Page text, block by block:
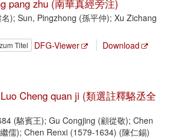
pang zhu (南華真經旁注)
); Sun, Pingzhong (孫平仲); Xu Zichang
Titel DFG-Viewer Download
Cheng quan ji (類選註釋駱丞全
(駱賓王); Gu Congjing (顧從敬); Chen
儒); Chen Renxi (1579-1634) (陳仁錫)